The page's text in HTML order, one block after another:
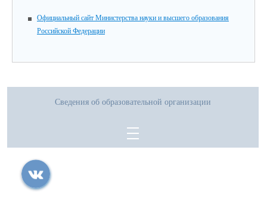
Официальный сайт Министерства науки и высшего образования
Российской Федерации
Сведения об образовательной организации